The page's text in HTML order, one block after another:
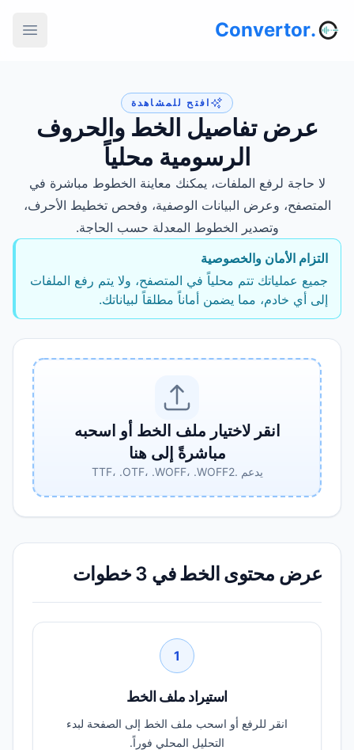
.Convertor
افتح للمشاهدة
عرض تفاصيل الخط والحروف
الرسومية محلياً
لا حاجة لرفع الملفات، يمكنك معاينة الخطوط مباشرة في
المتصفح، وعرض البيانات الوصفية، وفحص تخطيط الأحرف،
وتصدير الخطوط المعدلة حسب الحاجة.
التزام الأمان والخصوصية
جميع عملياتك تتم محلياً في المتصفح، ولا يتم رفع الملفات
إلى أي خادم، مما يضمن أماناً مطلقاً لبياناتك.
انقر لاختيار ملف الخط أو اسحبه
مباشرةً إلى هنا
يدعم .TTF، .OTF، .WOFF، .WOFF2
عرض محتوى الخط في 3 خطوات
1
استيراد ملف الخط
انقر للرفع أو اسحب ملف الخط إلى الصفحة لبدء
التحليل المحلي فوراً.